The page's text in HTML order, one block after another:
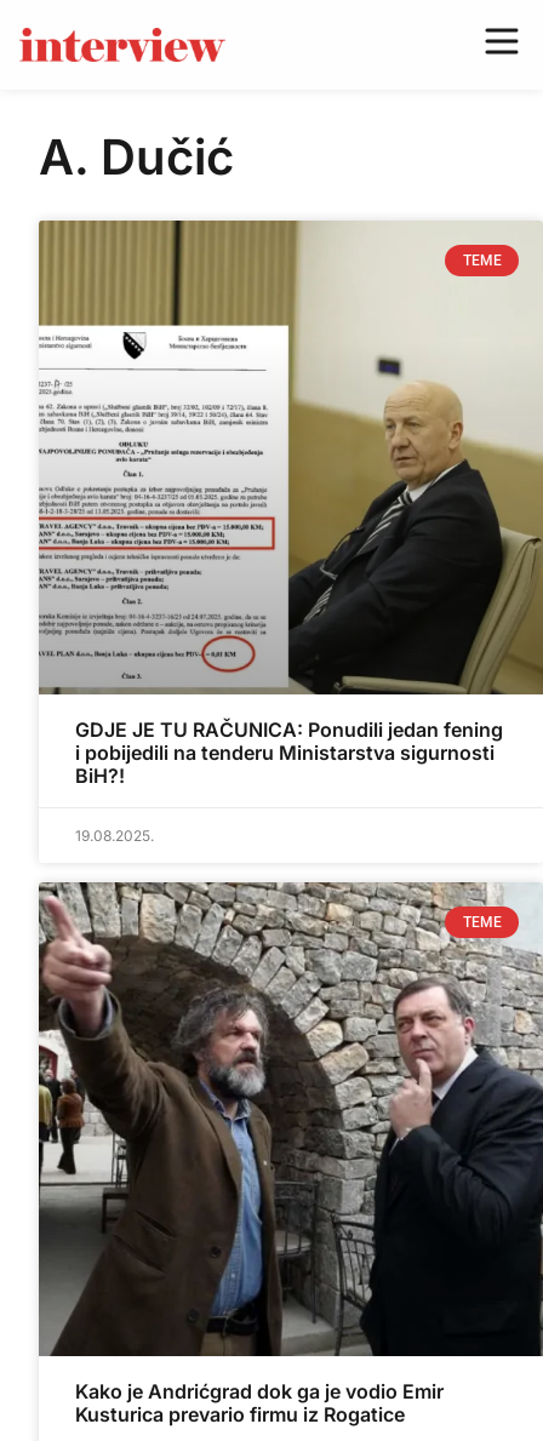
A. Dučić
TEME
GDJE JE TU RAČUNICA: Ponudili jedan fening
i pobijedili na tenderu Ministarstva sigurnosti
BiH?!
19.08.2025.
TEME
Kako je Andrićgrad dok ga je vodio Emir
Kusturica prevario firmu iz Rogatice